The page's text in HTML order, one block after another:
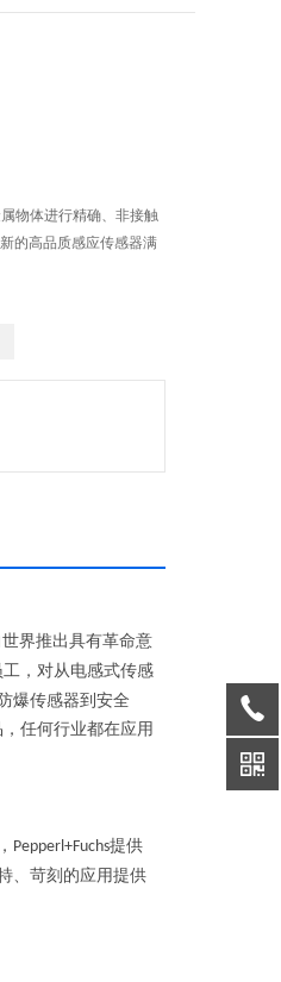
物体进行精确、非接触
的高品质感应传感器满
界推出具有革命意
工，对从电感式传感
爆传感器到安全
任何行业都在应用
Pepperl+Fuchs提供
、苛刻的应用提供